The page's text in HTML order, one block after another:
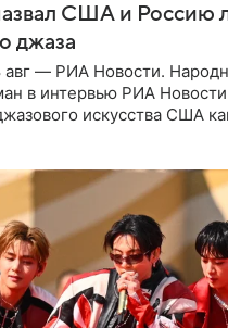
США и Россию
джаза
— РИА Новости.
в интервью РИА
искусства США